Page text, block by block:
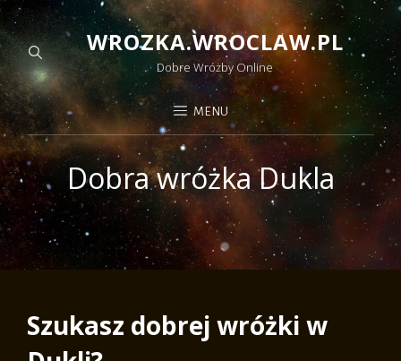
WROZKA.WROCLAW.PL
Dobre Wróżby Online
MENU
Dobra wróżka Dukla
Szukasz dobrej wróżki w